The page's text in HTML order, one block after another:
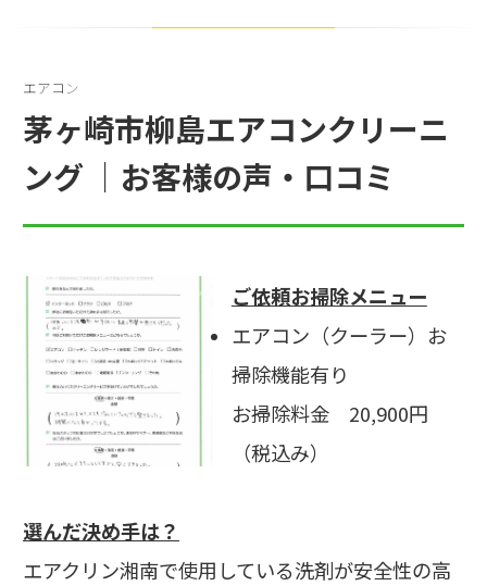
エアコン
茅ヶ崎市柳島エアコンクリーニ
ング ｜お客様の声・口コミ
ご依頼お掃除メニュー
エアコン（クーラー）お
掃除機能有り
お掃除料金 20,900円
（税込み）
選んだ決め手は？
エアクリン湘南で使用している洗剤が安全性の高